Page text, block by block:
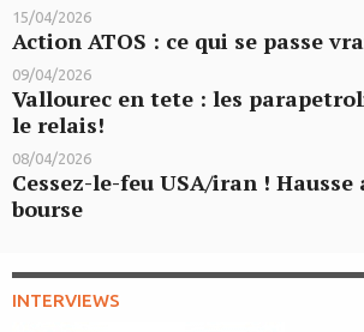
15/04/2026
Action ATOS : ce qui se passe
09/04/2026
Vallourec en tete : les
le relais!
08/04/2026
Cessez-le-feu USA/iran !
bourse
INTERVIEWS